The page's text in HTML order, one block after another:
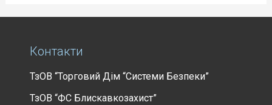
Контакти
ТзОВ “Торговий Дім “Системи Безпеки”
ТзОВ “ФС Блискавкозахист”